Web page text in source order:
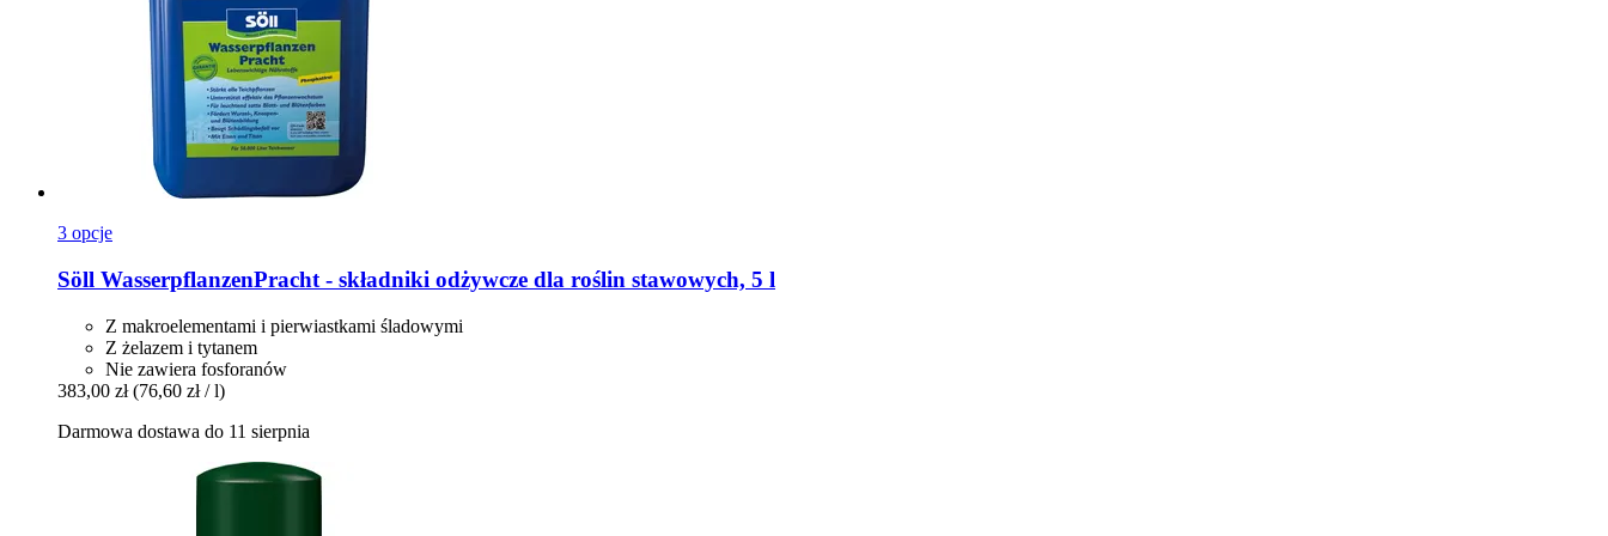
3 opcje
Söll WasserpflanzenPracht -​ składniki odżywcze dla roślin stawowych, 5 l
Z makroelementami i pierwiastkami śladowymi
Z żelazem i tytanem
Nie zawiera fosforanów
383,00 zł (76,60 zł / l)
Darmowa dostawa do 11 sierpnia